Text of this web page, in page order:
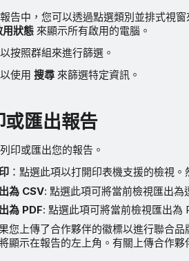
告中，您可以透過點選類別並排式視
用狀態 來顯示所有啟用的電腦。
按照群組來進行篩選。
使用 搜尋 來篩選特定資訊。
或匯出報告
印或匯出您的報告。
：點選此項以打開印表機支援的檢視
為 CSV: 點選此項可將當前檢視匯出為
為 PDF: 點選此項可將當前檢視匯出為
您上傳了合作夥伴的徽標以進行聯合
顯示在報告的左上角。有關上傳合作